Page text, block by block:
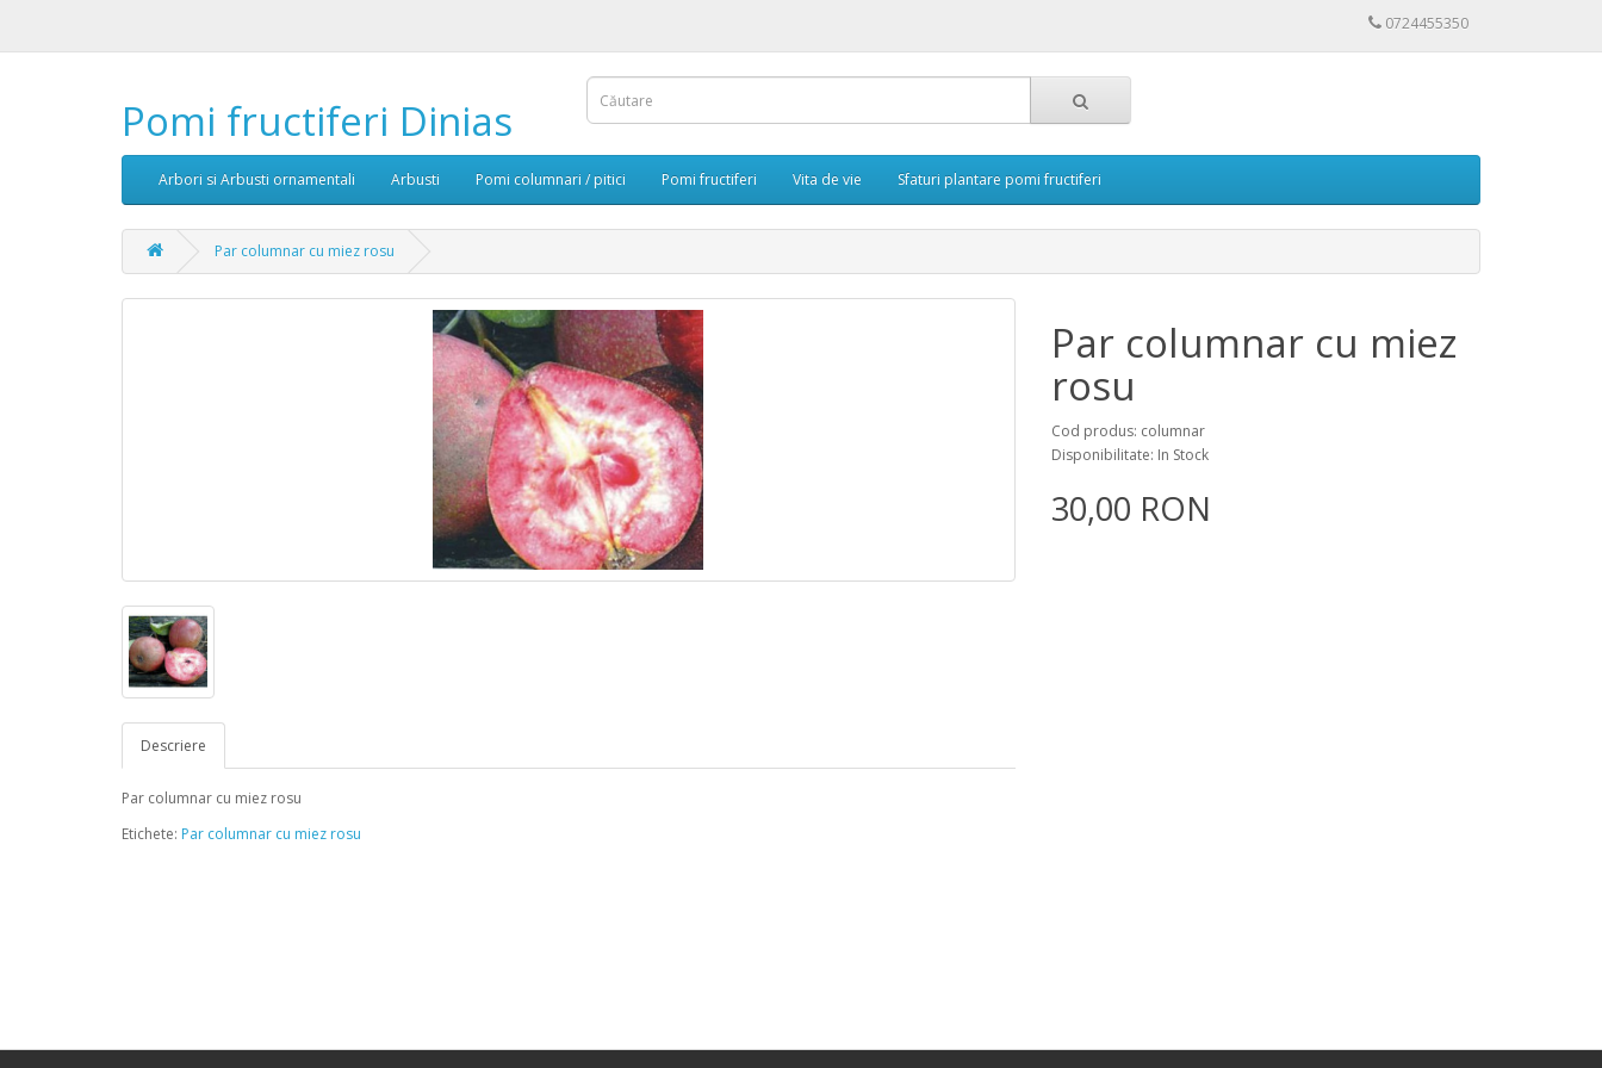
0724455350
Pomi fructiferi Dinias
Arbori si Arbusti ornamentali Arbusti Pomi columnari / pitici Pomi fructiferi Vita de vie Sfaturi plantare pomi fructiferi
Par columnar cu miez rosu
Descriere
Par columnar cu miez rosu
Par columnar cu miez
rosu
Cod produs: columnar
Disponibilitate: In Stock
30,00 RON
Etichete: Par columnar cu miez rosu